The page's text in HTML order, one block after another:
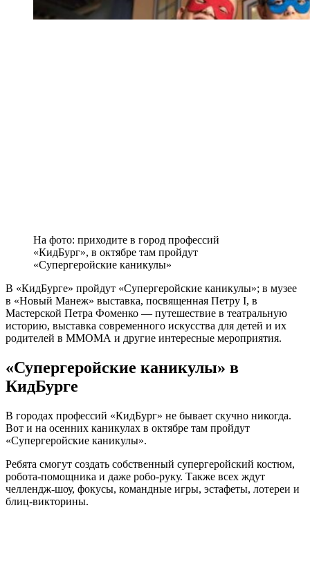
На фото: приходите в город профессий
«КидБург», в октябре там пройдут
«Супергеройские каникулы»
В «КидБурге» пройдут «Супергеройские каникулы»; в музее
в «Новый Манеж» выставка, посвященная Петру I, в
Мастерской Петра Фоменко — путешествие в театральную
историю, выставка современного искусства для детей и их
родителей в ММОМА и другие интересные мероприятия.
«Супергеройские каникулы» в
КидБурге
В городах профессий «КидБург» не бывает скучно никогда.
Вот и на осенних каникулах в октябре там пройдут
«Супергеройские каникулы».
Ребята смогут создать собственный супергеройский костюм,
робота-помощника и даже робо-руку. Также всех ждут
челлендж-шоу, фокусы, командные игры, эстафеты, лотереи и
блиц-викторины.